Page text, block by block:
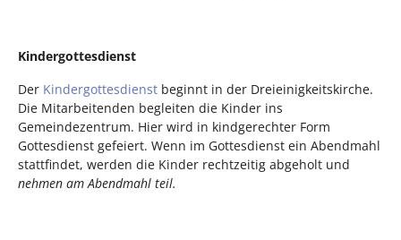
Kindergottesdienst
Der Kindergottesdienst beginnt in der Dreieinigkeitskirche.
Die Mitarbeitenden begleiten die Kinder ins
Gemeindezentrum. Hier wird in kindgerechter Form
Gottesdienst gefeiert. Wenn im Gottesdienst ein Abendmahl
stattfindet, werden die Kinder rechtzeitig abgeholt und
nehmen am Abendmahl teil.